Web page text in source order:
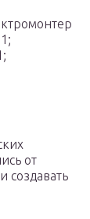
от
создавать